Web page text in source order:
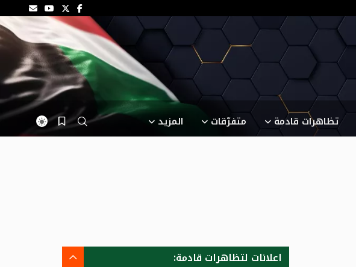
تظاهرات قادمة متفرّقات المزيد
اعلانات لتظاهرات قادمة: